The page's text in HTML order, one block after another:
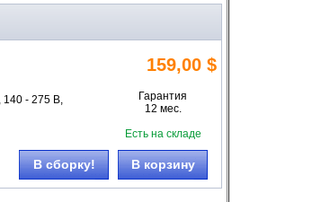
159,00 $
140 - 275 В,
В сборку!
Гарантия
12 мес.
Есть на складе
В корзину